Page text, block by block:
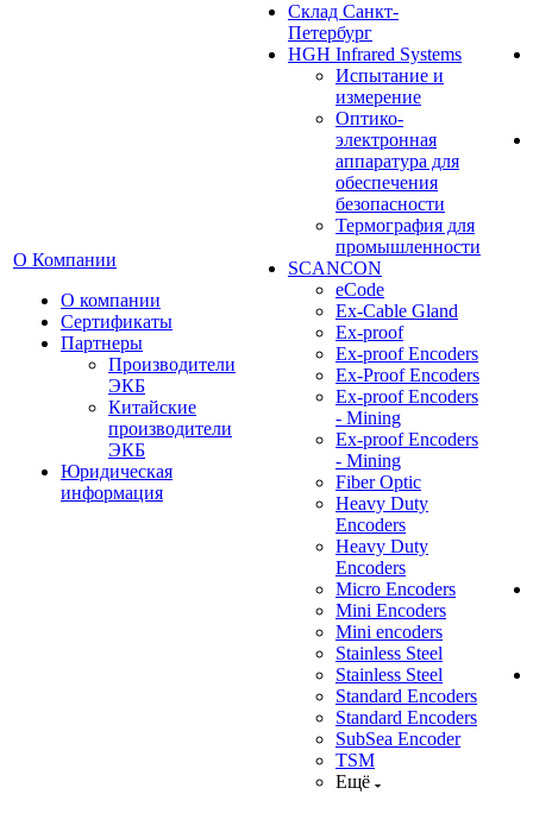
О Компании
О компании
Сертификаты
Партнеры
Производители
ЭКБ
Китайские
производители
ЭКБ
Юридическая
информация
Cклад Санкт-
Петербург
HGH Infrared Systems
Испытание и
измерение
Оптико-
электронная
аппаратура для
обеспечения
безопасности
Термография для
промышленности
SCANCON
eCode
Ex-Cable Gland
Ex-proof
Ex-proof Encoders
Ex-Proof Encoders
Ex-proof Encoders
- Mining
Ex-proof Encoders
- Mining
Fiber Optic
Heavy Duty
Encoders
Heavy Duty
Encoders
Micro Encoders
Mini Encoders
Mini encoders
Stainless Steel
Stainless Steel
Standard Encoders
Standard Encoders
SubSea Encoder
TSM
Ещё